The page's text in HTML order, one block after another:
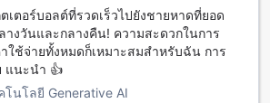
รงแรมมีที่จอดรถให้บริการทั้งในสถานที่
บริการจำหน่ายตั๋วและบริการจองตั๋วให้
ท่องเที่ยวที่สะดวกสบาย
ในห้องพักที่โรงแรมมรกต
เตอร์บอลต์ที่รวดเร็วไปยังชายหาดที่ยอด
างวันและกลางคืน! ความสะดวกในการ
ใช้จ่ายทั้งหมดก็เหมาะสมสำหรับฉัน การ
แนะนำ 👍
นโลยี Generative AI